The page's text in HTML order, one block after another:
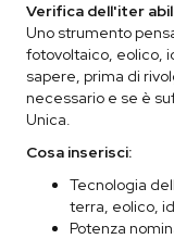
Verifica dell'iter
Uno strumento
fotovoltaico, eolico,
sapere, prima di
necessario e se è
Unica.
Cosa inserisci:
Tecnologia
terra, eolico,
Potenza